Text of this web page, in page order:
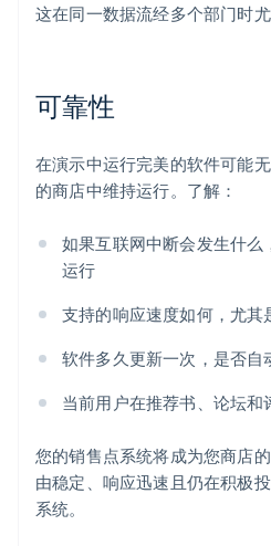
这在同一数据流经多个部门时尤
可靠性
在演示中运行完美的软件可能
的商店中维持运行。了解：
如果互联网中断会发生什
运行
支持的响应速度如何，尤其
软件多久更新一次，是否自
当前用户在推荐书、论坛和
您的销售点系统将成为您商店
由稳定、响应迅速且仍在积极
系统。